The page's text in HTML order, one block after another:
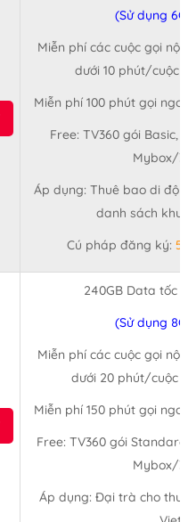
(Sử dụng
Miễn phí các cuộc gọi
dưới 10 phút/cuộc
Miễn phí 100 phút gọi
Free: TV360 gói Basic,
Mybox/
Áp dụng: Thuê bao di
danh sách
Cú pháp đăng ký:
240GB Data tốc
(Sử dụng
Miễn phí các cuộc gọi
dưới 20 phút/cuộc
Miễn phí 150 phút gọi
Free: TV360 gói
Mybox/
Áp dụng: Đại trà cho